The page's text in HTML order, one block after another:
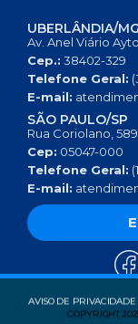
Cep.:38402-329
Telefone Geral:
E-mail:
SÃO PAULO/SP
Rua Coriolano,
Cep: 05047-000
Telefone Geral:
E-mail:
AVISO DE PRIVACIDADE
COPYRIGHT